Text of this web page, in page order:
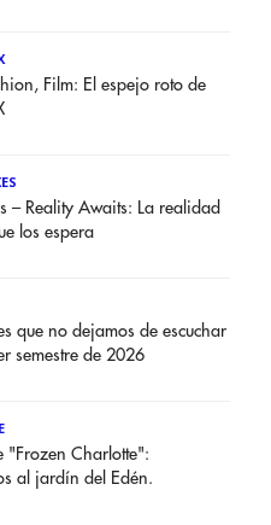
Film: El espejo roto de
– Reality Awaits: La realidad
los espera
que no dejamos de escuchar
semestre de 2026
"Frozen Charlotte":
al jardín del Edén.